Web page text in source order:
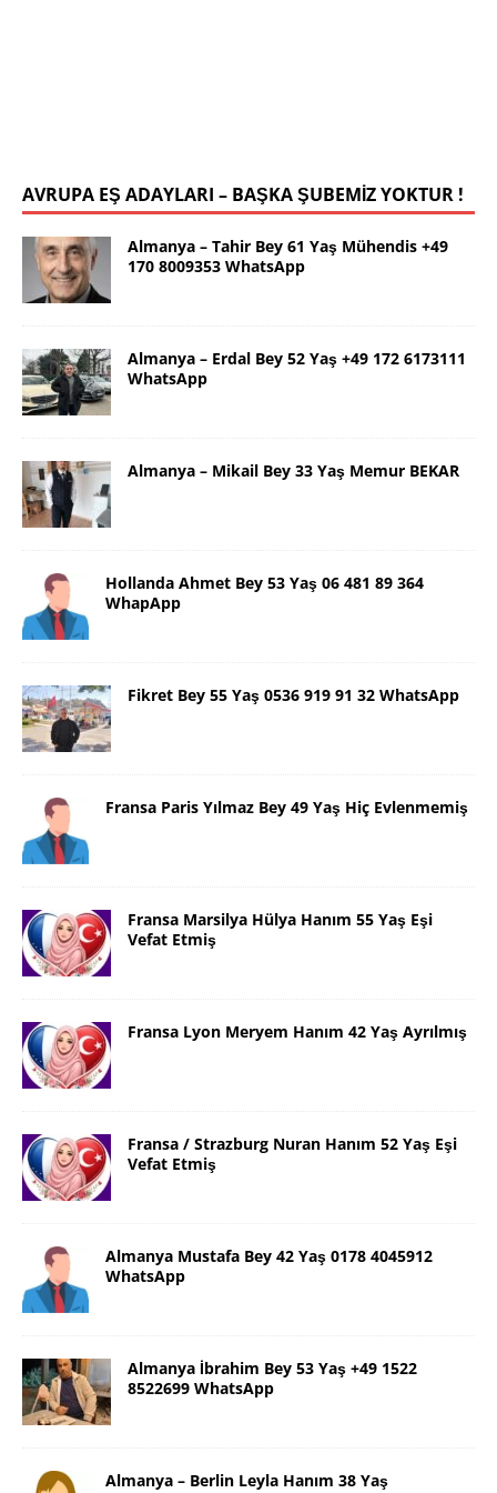
AVRUPA EŞ ADAYLARI – BAŞKA ŞUBEMİZ YOKTUR !
Almanya – Tahir Bey 61 Yaş Mühendis +49
170 8009353 WhatsApp
Almanya – Erdal Bey 52 Yaş +49 172 6173111
WhatsApp
Almanya – Mikail Bey 33 Yaş Memur BEKAR
Hollanda Ahmet Bey 53 Yaş 06 481 89 364
WhapApp
Fikret Bey 55 Yaş 0536 919 91 32 WhatsApp
Fransa Paris Yılmaz Bey 49 Yaş Hiç Evlenmemiş
Fransa Marsilya Hülya Hanım 55 Yaş Eşi
Vefat Etmiş
Fransa Lyon Meryem Hanım 42 Yaş Ayrılmış
Fransa / Strazburg Nuran Hanım 52 Yaş Eşi
Vefat Etmiş
Almanya Mustafa Bey 42 Yaş 0178 4045912
WhatsApp
Almanya İbrahim Bey 53 Yaş +49 1522
8522699 WhatsApp
Almanya – Berlin Leyla Hanım 38 Yaş